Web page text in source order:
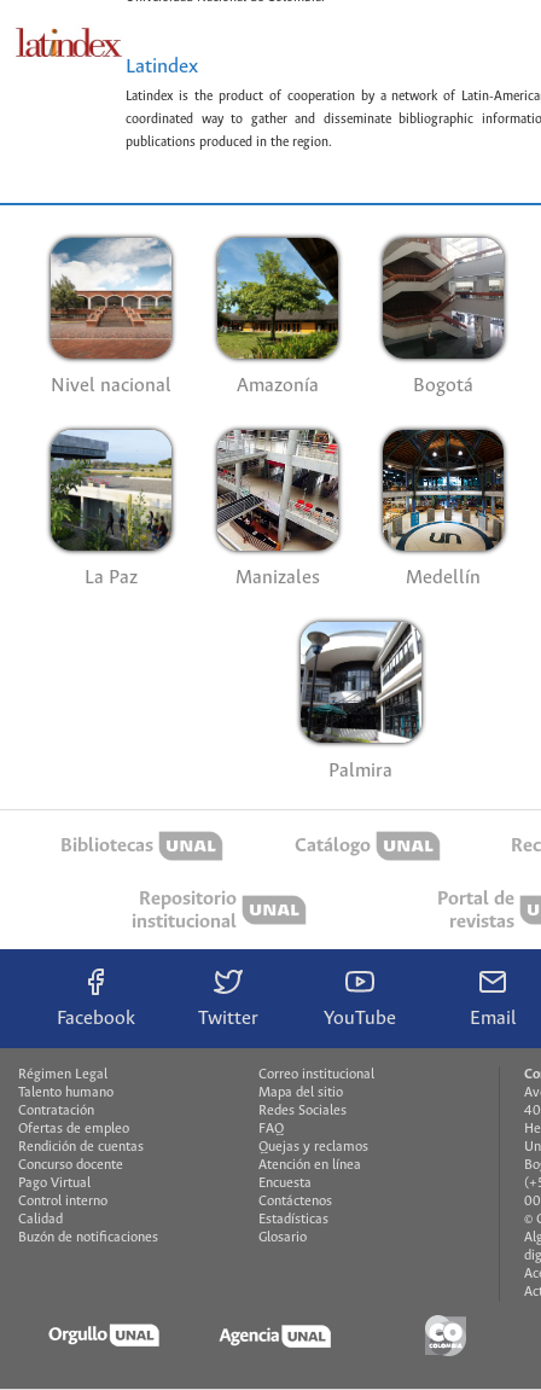
Latindex
Latindex is the product of cooperation by a network of Latin-
coordinated way to gather and disseminate bibliographic
publications produced in the region.
Nivel nacional Amazonía Bogotá
La Paz Manizales Medellín
Palmira
Bibliotecas Catálogo
Repositorio
institucional
Portal de
revistas
Facebook Twitter YouTube Email
Régimen Legal
Talento humano
Contratación
Ofertas de empleo
Rendición de cuentas
Concurso docente
Pago Virtual
Control interno
Calidad
Buzón de notificaciones
Correo institucional
Mapa del sitio
Redes Sociales
FAQ
Quejas y reclamos
Atención en línea
Encuesta
Contáctenos
Estadísticas
Glosario
©